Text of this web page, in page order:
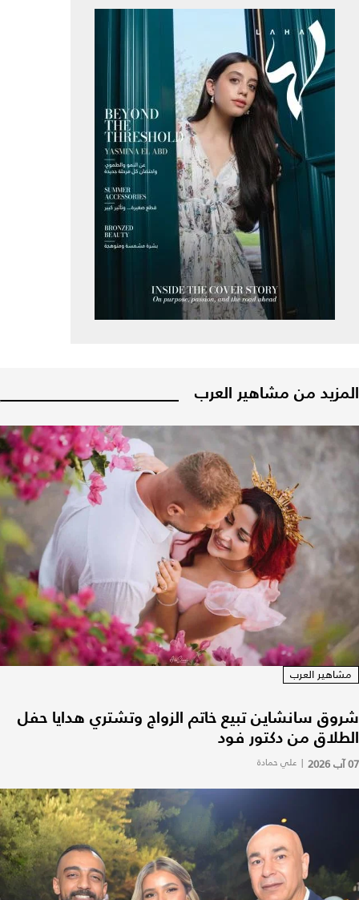
المزيد من مشاهير العرب
مشاهير العرب
شروق سانشاين تبيع خاتم الزواج وتشتري هدايا حفل
الطلاق من دكتور فود
07 آب 2026 | علي حمادة